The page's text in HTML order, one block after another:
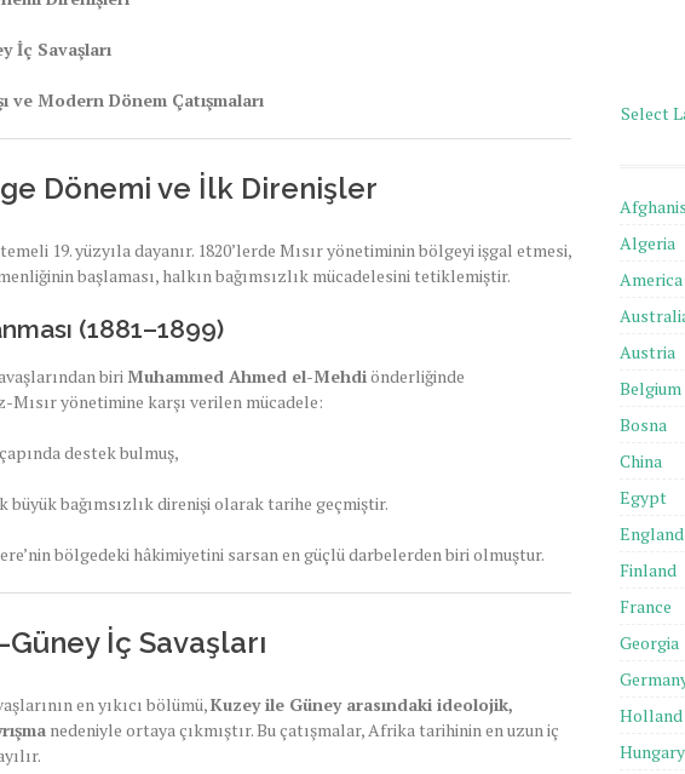
İç Savaşları
ve Modern Dönem Çatışmaları
Dönemi ve İlk Direnişler
19. yüzyıla dayanır. 1820’lerde Mısır yönetiminin bölgeyi işgal etmesi,
başlaması, halkın bağımsızlık mücadelesini tetiklemiştir.
(1881–1899)
biri Muhammed Ahmed el-Mehdi önderliğinde
Mısır yönetimine karşı verilen mücadele:
destek bulmuş,
büyük bağımsızlık direnişi olarak tarihe geçmiştir.
bölgedeki hâkimiyetini sarsan en güçlü darbelerden biri olmuştur.
İç Savaşları
en yıkıcı bölümü,Kuzey ile Güney arasındaki ideolojik,
nedeniyle ortaya çıkmıştır. Bu çatışmalar, Afrika tarihinin en uzun iç
Select
Algeria
America
Austria
Belgium
Bosna
China
Egypt
England
Finland
France
Georgia
Holland
Hungary